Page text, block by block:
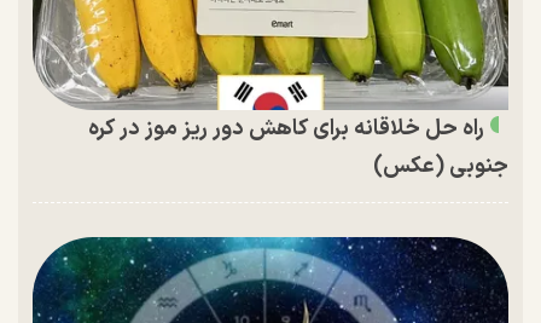
راه حل خلاقانه برای کاهش دور ریز موز در کره
جنوبی (عکس)